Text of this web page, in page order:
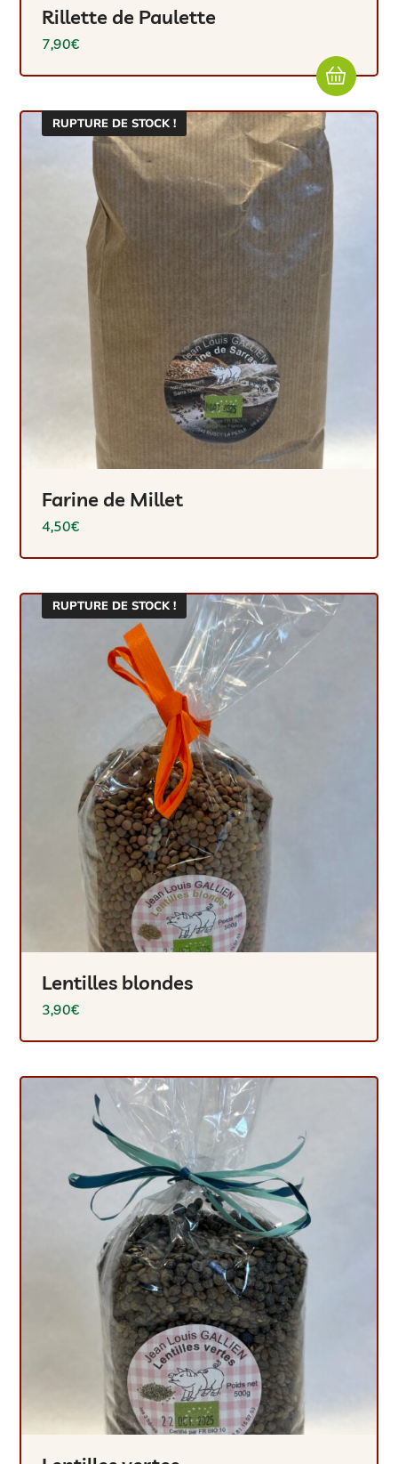
Rillette de Paulette
7,90€
RUPTURE DE STOCK !
Farine de Millet
4,50€
RUPTURE DE STOCK !
Lentilles blondes
3,90€